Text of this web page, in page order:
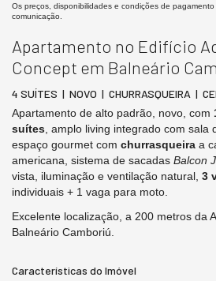
Os preços, disponibilidades e condições de
comunicação.
Apartamento no Edifício
Concept em Balneário
4 SUÍTES | NOVO | CHURRASQUEIRA |
Apartamento de alto padrão, novo, com
suítes, amplo living integrado com sala
espaço gourmet com churrasqueira a
americana, sistema de sacadas Balcon
vista, iluminação e ventilação natural, 3
individuais + 1 vaga para moto.
Excelente localização, a 200 metros da
Balneário Camboriú.
Características do Imóvel